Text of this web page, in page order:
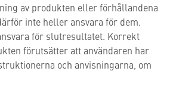
av produkten eller förhållandena
inte heller ansvara för dem.
för slutresultatet. Korrekt
förutsätter att användaren har
och anvisningarna, om